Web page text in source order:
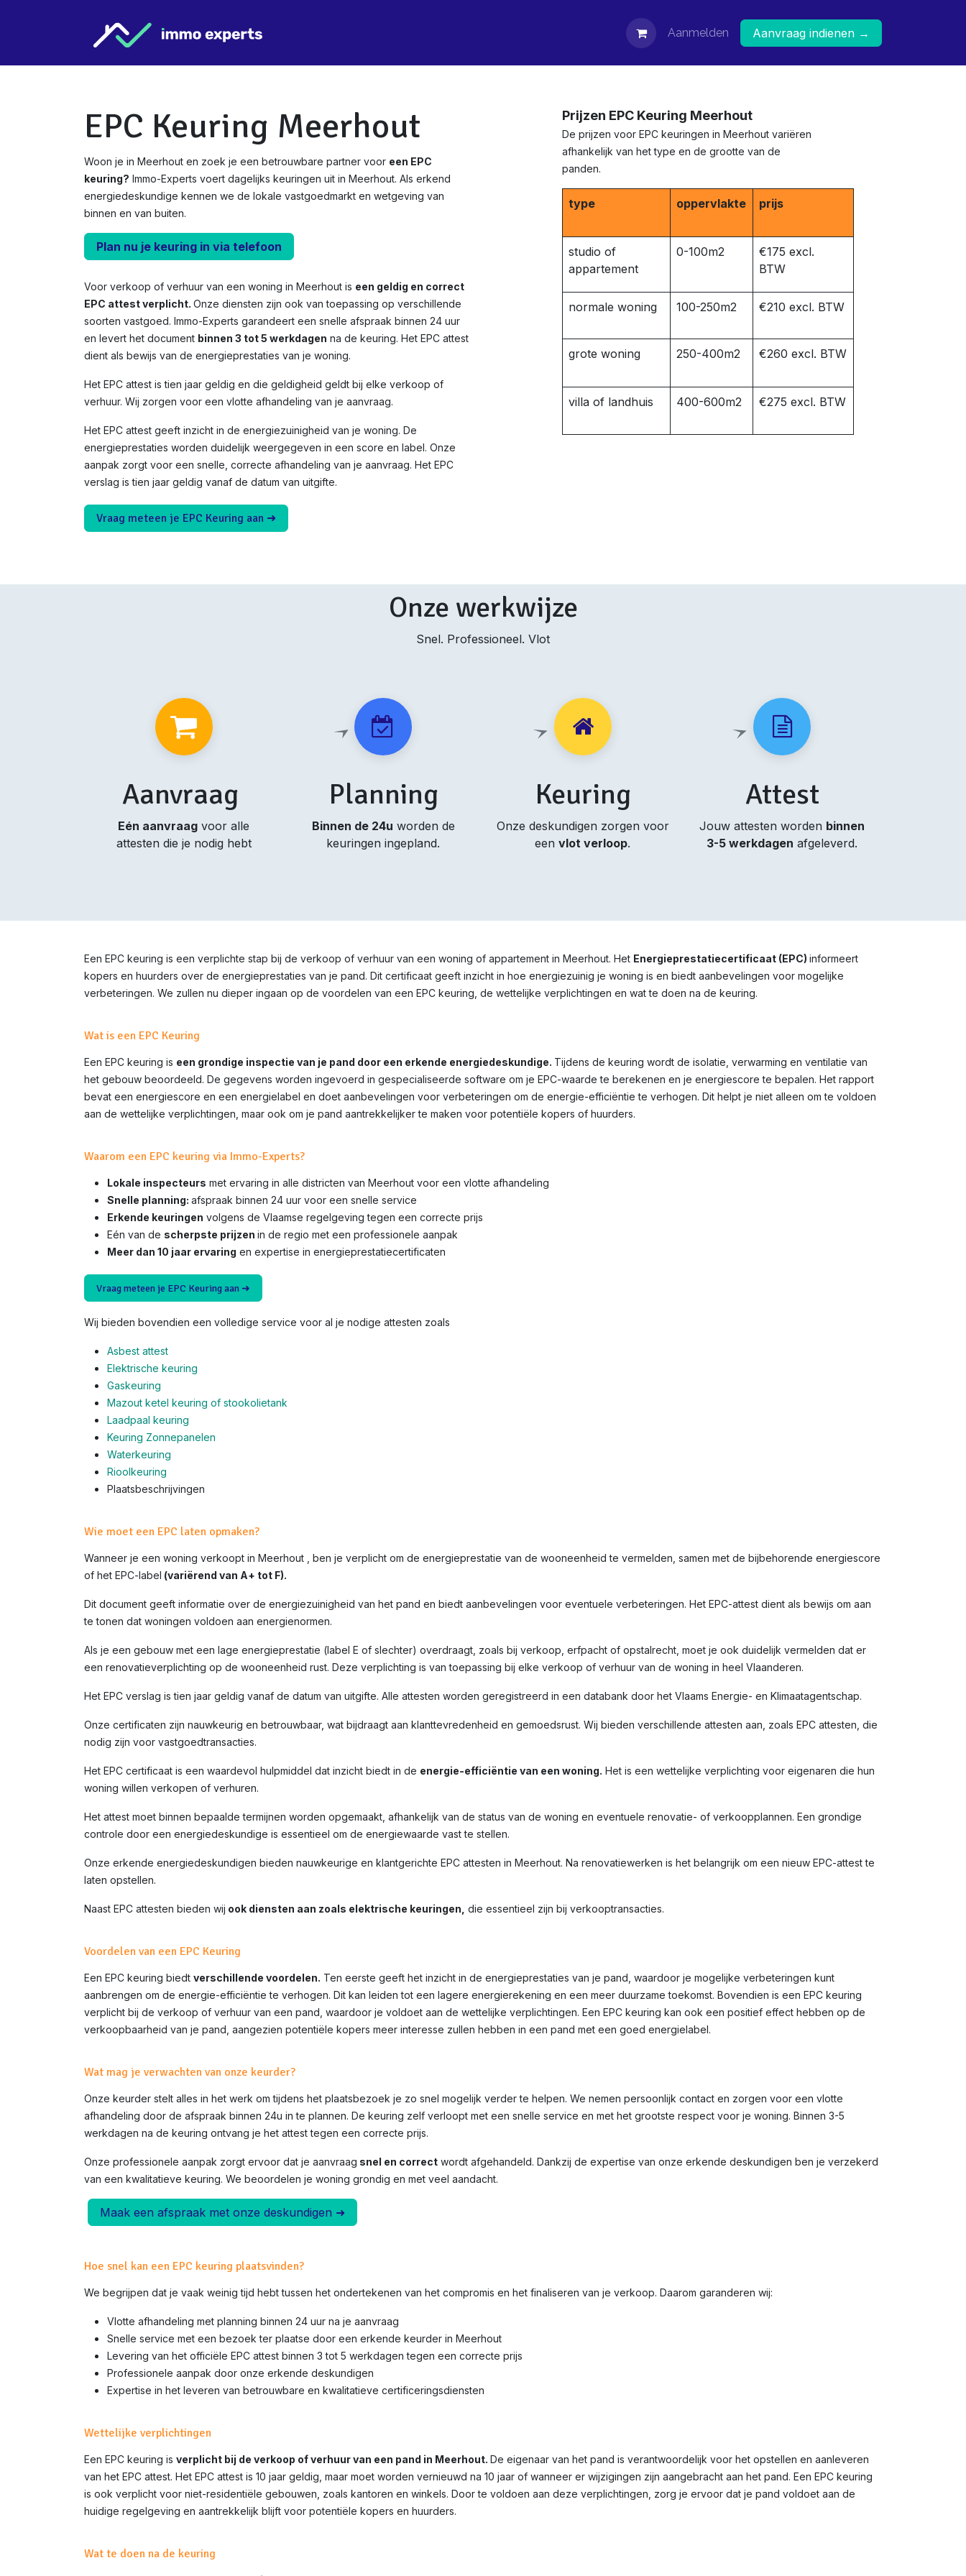
Contact Aanmelden Aanvraag indienen →
EPC Keuring Meerhout
Woon je in Meerhout en zoek je een betrouwbare partner voor een EPC
keuring? Immo-Experts voert dagelijks keuringen uit in Meerhout. Als erkend
energiedeskundige kennen we de lokale vastgoedmarkt en wetgeving van
binnen en van buiten.
Plan nu je keuring in via telefoon
Voor verkoop of verhuur van een woning in Meerhout is een geldig en correct
EPC attest verplicht. Onze diensten zijn ook van toepassing op verschillende
soorten vastgoed. Immo-Experts garandeert een snelle afspraak binnen 24 uur
en levert het document binnen 3 tot 5 werkdagen na de keuring. Het EPC attest
dient als bewijs van de energieprestaties van je woning.
Het EPC attest is tien jaar geldig en die geldigheid geldt bij elke verkoop of
verhuur. Wij zorgen voor een vlotte afhandeling van je aanvraag.
Het EPC attest geeft inzicht in de energiezuinigheid van je woning. De
energieprestaties worden duidelijk weergegeven in een score en label. Onze
aanpak zorgt voor een snelle, correcte afhandeling van je aanvraag. Het EPC
verslag is tien jaar geldig vanaf de datum van uitgifte.
Vraag meteen je EPC Keuring aan ➜
Prijzen EPC Keuring Meerhout
De prijzen voor EPC keuringen in Meerhout variëren
afhankelijk van het type en de grootte van de
panden.
type oppervlakte prijs
studio of
appartement
0-100m2
€175 excl.
BTW
normale woning 100-250m2 €210 excl. BTW
grote woning 250-400m2 €260 excl. BTW
villa of landhuis 400-600m2 €275 excl. BTW
Onze werkwijze
Snel. Professioneel. Vlot
Aanvraag
Eén aanvraag voor alle
attesten die je nodig hebt
Planning
Binnen de 24u worden de
keuringen ingepland.
Keuring
Onze deskundigen zorgen voor
eenvlot verloop.
Attest
Jouw attesten worden binnen
3-5 werkdagen afgeleverd.
Een EPC keuring is een verplichte stap bij de verkoop of verhuur van een woning of appartement in Meerhout. Het Energieprestatiecertificaat (EPC) informeert
kopers en huurders over de energieprestaties van je pand. Dit certificaat geeft inzicht in hoe energiezuinig je woning is en biedt aanbevelingen voor mogelijke
verbeteringen. We zullen nu dieper ingaan op de voordelen van een EPC keuring, de wettelijke verplichtingen en wat te doen na de keuring.
Wat is een EPC Keuring
Een EPC keuring is een grondige inspectie van je pand door een erkende energiedeskundige. Tijdens de keuring wordt de isolatie, verwarming en ventilatie van
het gebouw beoordeeld. De gegevens worden ingevoerd in gespecialiseerde software om je EPC-waarde te berekenen en je energiescore te bepalen. Het rapport
bevat een energiescore en een energielabel en doet aanbevelingen voor verbeteringen om de energie-efficiëntie te verhogen. Dit helpt je niet alleen om te voldoen
aan de wettelijke verplichtingen, maar ook om je pand aantrekkelijker te maken voor potentiële kopers of huurders.
Waarom een EPC keuring via Immo-Experts?
Lokale inspecteurs met ervaring in alle districten van Meerhout voor een vlotte afhandeling
Snelle planning: afspraak binnen 24 uur voor een snelle service
Erkende keuringen volgens de Vlaamse regelgeving tegen een correcte prijs
Eén van de scherpste prijzen in de regio met een professionele aanpak
Meer dan 10 jaar ervaring en expertise in energieprestatiecertificaten
Vraag meteen je EPC Keuring aan ➜
Wij bieden bovendien een volledige service voor al je nodige attesten zoals
Asbest attest
Elektrische keuring
Gaskeuring
Mazout ketel keuring of stookolietank
Laadpaal keuring
Keuring Zonnepanelen
Waterkeuring
Rioolkeuring
Plaatsbeschrijvingen
Wie moet een EPC laten opmaken?
Wanneer je een woning verkoopt in Meerhout , ben je verplicht om de energieprestatie van de wooneenheid te vermelden, samen met de bijbehorende energiescore
of het EPC-label (variërend van A+ tot F).
Dit document geeft informatie over de energiezuinigheid van het pand en biedt aanbevelingen voor eventuele verbeteringen. Het EPC-attest dient als bewijs om aan
te tonen dat woningen voldoen aan energienormen.
Als je een gebouw met een lage energieprestatie (label E of slechter) overdraagt, zoals bij verkoop, erfpacht of opstalrecht, moet je ook duidelijk vermelden dat er
een renovatieverplichting op de wooneenheid rust. Deze verplichting is van toepassing bij elke verkoop of verhuur van de woning in heel Vlaanderen.
Het EPC verslag is tien jaar geldig vanaf de datum van uitgifte. Alle attesten worden geregistreerd in een databank door het Vlaams Energie- en Klimaatagentschap.
Onze certificaten zijn nauwkeurig en betrouwbaar, wat bijdraagt aan klanttevredenheid en gemoedsrust. Wij bieden verschillende attesten aan, zoals EPC attesten, die
nodig zijn voor vastgoedtransacties.
Het EPC certificaat is een waardevol hulpmiddel dat inzicht biedt in de energie-efficiëntie van een woning. Het is een wettelijke verplichting voor eigenaren die hun
woning willen verkopen of verhuren.
Het attest moet binnen bepaalde termijnen worden opgemaakt, afhankelijk van de status van de woning en eventuele renovatie- of verkoopplannen. Een grondige
controle door een energiedeskundige is essentieel om de energiewaarde vast te stellen.
Onze erkende energiedeskundigen bieden nauwkeurige en klantgerichte EPC attesten in Meerhout. Na renovatiewerken is het belangrijk om een nieuw EPC-attest te
laten opstellen.
Naast EPC attesten bieden wij ook diensten aan zoals elektrische keuringen, die essentieel zijn bij verkooptransacties.
Voordelen van een EPC Keuring
Een EPC keuring biedt verschillende voordelen. Ten eerste geeft het inzicht in de energieprestaties van je pand, waardoor je mogelijke verbeteringen kunt
aanbrengen om de energie-efficiëntie te verhogen. Dit kan leiden tot een lagere energierekening en een meer duurzame toekomst. Bovendien is een EPC keuring
verplicht bij de verkoop of verhuur van een pand, waardoor je voldoet aan de wettelijke verplichtingen. Een EPC keuring kan ook een positief effect hebben op de
verkoopbaarheid van je pand, aangezien potentiële kopers meer interesse zullen hebben in een pand met een goed energielabel.
Wat mag je verwachten van onze keurder?
Onze keurder stelt alles in het werk om tijdens het plaatsbezoek je zo snel mogelijk verder te helpen. We nemen persoonlijk contact en zorgen voor een vlotte
afhandeling door de afspraak binnen 24u in te plannen. De keuring zelf verloopt met een snelle service en met het grootste respect voor je woning. Binnen 3-5
werkdagen na de keuring ontvang je het attest tegen een correcte prijs.
Onze professionele aanpak zorgt ervoor dat je aanvraag snel en correct wordt afgehandeld. Dankzij de expertise van onze erkende deskundigen ben je verzekerd
van een kwalitatieve keuring. We beoordelen je woning grondig en met veel aandacht.
Maak een afspraak met onze deskundigen ➜
Hoe snel kan een EPC keuring plaatsvinden?
We begrijpen dat je vaak weinig tijd hebt tussen het ondertekenen van het compromis en het finaliseren van je verkoop. Daarom garanderen wij:
Vlotte afhandeling met planning binnen 24 uur na je aanvraag
Snelle service met een bezoek ter plaatse door een erkende keurder in Meerhout
Levering van het officiële EPC attest binnen 3 tot 5 werkdagen tegen een correcte prijs
Professionele aanpak door onze erkende deskundigen
Expertise in het leveren van betrouwbare en kwalitatieve certificeringsdiensten
Wettelijke verplichtingen
Een EPC keuring is verplicht bij de verkoop of verhuur van een pand in Meerhout. De eigenaar van het pand is verantwoordelijk voor het opstellen en aanleveren
van het EPC attest. Het EPC attest is 10 jaar geldig, maar moet worden vernieuwd na 10 jaar of wanneer er wijzigingen zijn aangebracht aan het pand. Een EPC keuring
is ook verplicht voor niet-residentiële gebouwen, zoals kantoren en winkels. Door te voldoen aan deze verplichtingen, zorg je ervoor dat je pand voldoet aan de
huidige regelgeving en aantrekkelijk blijft voor potentiële kopers en huurders.
Wat te doen na de keuring